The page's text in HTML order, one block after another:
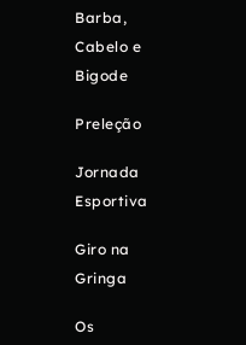
Barba,
Cabelo e
Bigode
Preleção
Jornada
Esportiva
Giro na
Gringa
Os